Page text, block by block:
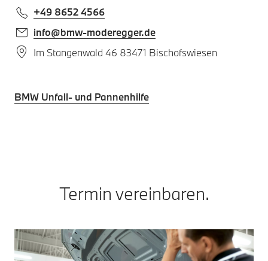
+49 8652 4566
info@bmw-moderegger.de
Im Stangenwald 46 83471 Bischofswiesen
BMW Unfall- und Pannenhilfe
Termin vereinbaren.